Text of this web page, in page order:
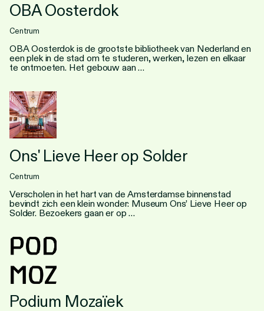
OBA Oosterdok
Centrum
OBA Oosterdok is de grootste bibliotheek van Nederland en
een plek in de stad om te studeren, werken, lezen en elkaar
te ontmoeten. Het gebouw aan …
Ons' Lieve Heer op Solder
Centrum
Verscholen in het hart van de Amsterdamse binnenstad
bevindt zich een klein wonder: Museum Ons’ Lieve Heer op
Solder. Bezoekers gaan er op …
Podium Mozaïek